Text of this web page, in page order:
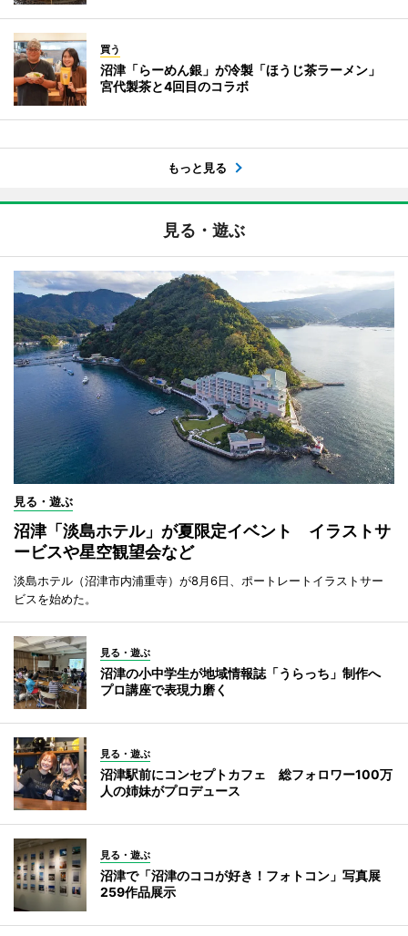
買う
沼津「らーめん銀」が冷製「ほうじ茶ラーメン」
宮代製茶と4回目のコラボ
もっと見る
見る・遊ぶ
見る・遊ぶ
沼津「淡島ホテル」が夏限定イベント イラストサ
ービスや星空観望会など
淡島ホテル（沼津市内浦重寺）が8月6日、ポートレートイラストサー
ビスを始めた。
見る・遊ぶ
沼津の小中学生が地域情報誌「うらっち」制作へ
プロ講座で表現力磨く
見る・遊ぶ
沼津駅前にコンセプトカフェ 総フォロワー100万
人の姉妹がプロデュース
見る・遊ぶ
沼津で「沼津のココが好き！フォトコン」写真展
259作品展示